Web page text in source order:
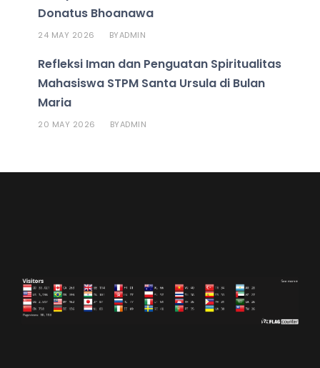
Donatus Bhoanawa
24 MAY 2026 BYADMIN
Refleksi Iman dan Penguatan Spiritualitas
Mahasiswa STPM Santa Ursula di Bulan
Maria
20 MAY 2026 BYADMIN